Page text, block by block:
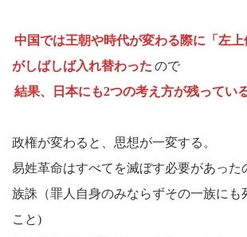
中国では王朝や時代が変わる際に「左上
がしばしば入れ替わった ので
結果、日本にも2つの考え方が残ってい
政権が変わると、思想が一変する。
易姓革命はすべてを滅ぼす必要があった
族誅（罪人自身のみならずその一族にも
こと)